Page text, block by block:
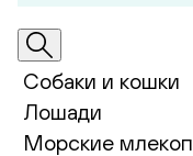
Собаки и кошки
Лошади
Морские